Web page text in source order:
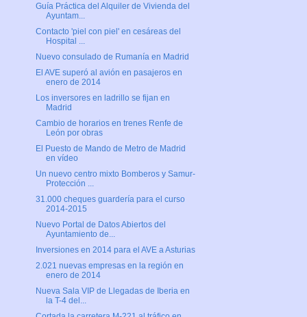
Guía Práctica del Alquiler de Vivienda del
Ayuntam...
Contacto 'piel con piel' en cesáreas del
Hospital ...
Nuevo consulado de Rumanía en Madrid
El AVE superó al avión en pasajeros en
enero de 2014
Los inversores en ladrillo se fijan en
Madrid
Cambio de horarios en trenes Renfe de
León por obras
El Puesto de Mando de Metro de Madrid
en vídeo
Un nuevo centro mixto Bomberos y Samur-
Protección ...
31.000 cheques guardería para el curso
2014-2015
Nuevo Portal de Datos Abiertos del
Ayuntamiento de...
Inversiones en 2014 para el AVE a Asturias
2.021 nuevas empresas en la región en
enero de 2014
Nueva Sala VIP de Llegadas de Iberia en
la T-4 del...